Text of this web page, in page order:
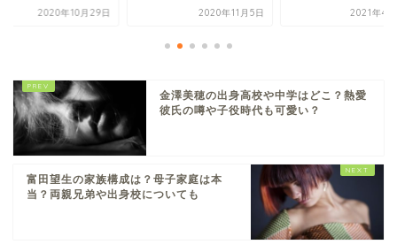
2020年11月5日 2021年4月24日 2020年3
金澤美穂の出身高校や中学はどこ？熱愛
彼氏の噂や子役時代も可愛い？
富田望生の家族構成は？母子家庭は本
当？両親兄弟や出身校についても